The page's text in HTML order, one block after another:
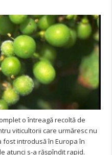
o întreagă recoltă de
viticultorii care urmăresc nu
fost introdusă în Europa în
atunci s-a răspîndit rapid.